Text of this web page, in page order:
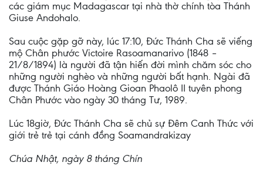
các giám mục Madagascar tại nhà thờ chính tòa Thánh
Giuse Andohalo.
Sau cuộc gặp gỡ này, lúc 17:10, Đức Thánh Cha sẽ viếng
mộ Chân phước Victoire Rasoamanarivo (1848 –
21/8/1894) là người đã tận hiến đời mình chăm sóc cho
những người nghèo và những người bất hạnh. Ngài đã
được Thánh Giáo Hoàng Gioan Phaolô II tuyên phong
Chân Phước vào ngày 30 tháng Tư, 1989.
Lúc 18giờ, Đức Thánh Cha sẽ chủ sự Đêm Canh Thức với
giới trẻ trẻ tại cánh đồng Soamandrakizay
Chúa Nhật, ngày 8 tháng Chín